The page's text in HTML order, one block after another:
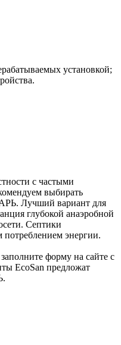
установкой;
с частыми
выбирать
Лучший вариант для
глубокой анаэробной
Септики
потреблением энергии.
форму на сайте с
EcoSan предложат